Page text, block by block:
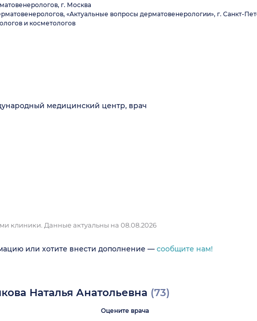
г. Москва
«Актуальные вопросы дерматовенерологии», г. Санкт-
и косметологов
медицинский центр, врач
клиники. Данные актуальны на 08.08.2026
или хотите внести дополнение — сообщите нам!
Наталья Анатольевна (73)
Оцените врача